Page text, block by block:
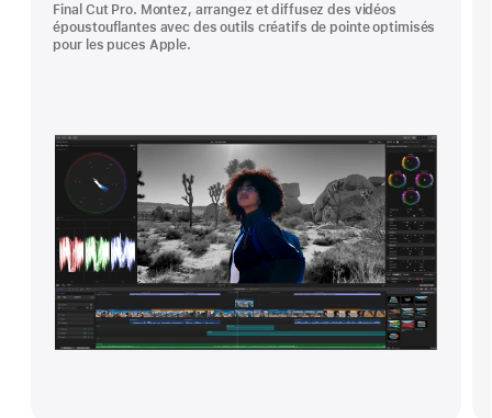
Final Cut Pro. Montez, arrangez et diffusez des vidéos
époustouflantes avec des outils créatifs de pointe optimisés
pour les puces Apple.